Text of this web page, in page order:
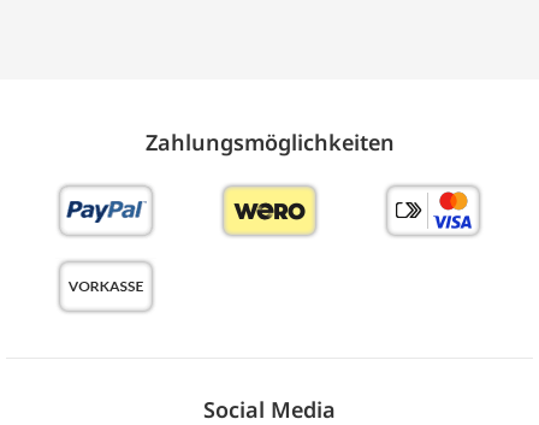
Zahlungs­möglich­keiten
Social Media